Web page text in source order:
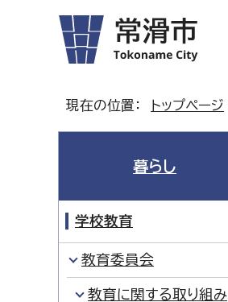
現在の位置： トップページ
暮らし
学校教育
教育委員会
教育に関する取り組み